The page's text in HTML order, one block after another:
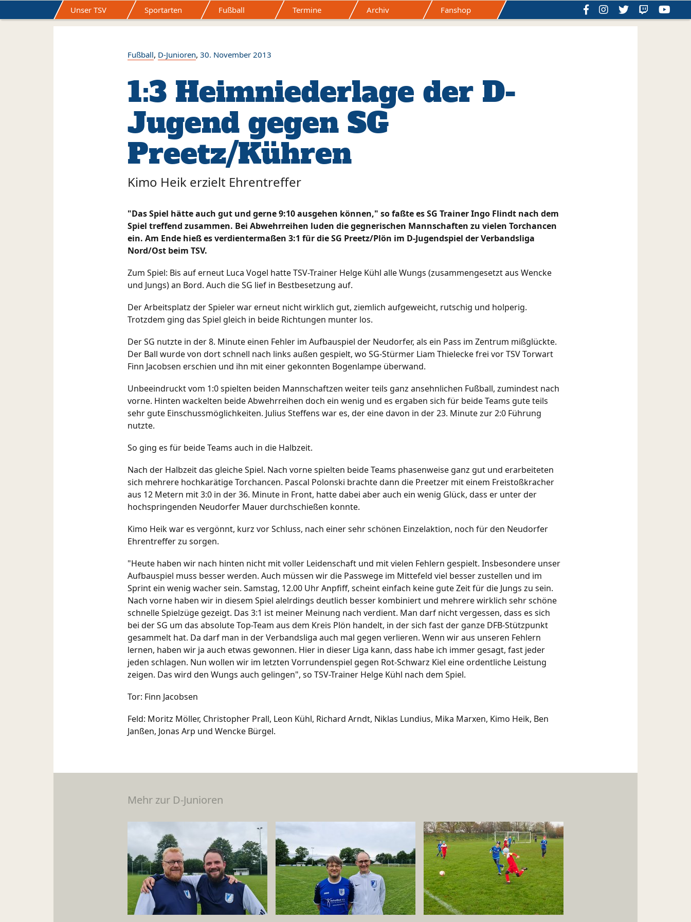
Unser TSV Sportarten Fußball Termine Archiv Fanshop
Fußball, D-Junioren, 30. November 2013
1:3 Heimniederlage der D-
Jugend gegen SG
Preetz/Kühren
Kimo Heik erzielt Ehrentreffer
"Das Spiel hätte auch gut und gerne 9:10 ausgehen können," so faßte es SG Trainer Ingo Flindt nach dem
Spiel treffend zusammen. Bei Abwehrreihen luden die gegnerischen Mannschaften zu vielen Torchancen
ein. Am Ende hieß es verdientermaßen 3:1 für die SG Preetz/Plön im D-Jugendspiel der Verbandsliga
Nord/Ost beim TSV.
Zum Spiel: Bis auf erneut Luca Vogel hatte TSV-Trainer Helge Kühl alle Wungs (zusammengesetzt aus Wencke
und Jungs) an Bord. Auch die SG lief in Bestbesetzung auf.
Der Arbeitsplatz der Spieler war erneut nicht wirklich gut, ziemlich aufgeweicht, rutschig und holperig.
Trotzdem ging das Spiel gleich in beide Richtungen munter los.
Der SG nutzte in der 8. Minute einen Fehler im Aufbauspiel der Neudorfer, als ein Pass im Zentrum mißglückte.
Der Ball wurde von dort schnell nach links außen gespielt, wo SG-Stürmer Liam Thielecke frei vor TSV Torwart
Finn Jacobsen erschien und ihn mit einer gekonnten Bogenlampe überwand.
Unbeeindruckt vom 1:0 spielten beiden Mannschaftzen weiter teils ganz ansehnlichen Fußball, zumindest nach
vorne. Hinten wackelten beide Abwehrreihen doch ein wenig und es ergaben sich für beide Teams gute teils
sehr gute Einschussmöglichkeiten. Julius Steffens war es, der eine davon in der 23. Minute zur 2:0 Führung
nutzte.
So ging es für beide Teams auch in die Halbzeit.
Nach der Halbzeit das gleiche Spiel. Nach vorne spielten beide Teams phasenweise ganz gut und erarbeiteten
sich mehrere hochkarätige Torchancen. Pascal Polonski brachte dann die Preetzer mit einem Freistoßkracher
aus 12 Metern mit 3:0 in der 36. Minute in Front, hatte dabei aber auch ein wenig Glück, dass er unter der
hochspringenden Neudorfer Mauer durchschießen konnte.
Kimo Heik war es vergönnt, kurz vor Schluss, nach einer sehr schönen Einzelaktion, noch für den Neudorfer
Ehrentreffer zu sorgen.
"Heute haben wir nach hinten nicht mit voller Leidenschaft und mit vielen Fehlern gespielt. Insbesondere unser
Aufbauspiel muss besser werden. Auch müssen wir die Passwege im Mittefeld viel besser zustellen und im
Sprint ein wenig wacher sein. Samstag, 12.00 Uhr Anpfiff, scheint einfach keine gute Zeit für die Jungs zu sein.
Nach vorne haben wir in diesem Spiel alelrdings deutlich besser kombiniert und mehrere wirklich sehr schöne
schnelle Spielzüge gezeigt. Das 3:1 ist meiner Meinung nach verdient. Man darf nicht vergessen, dass es sich
bei der SG um das absolute Top-Team aus dem Kreis Plön handelt, in der sich fast der ganze DFB-Stützpunkt
gesammelt hat. Da darf man in der Verbandsliga auch mal gegen verlieren. Wenn wir aus unseren Fehlern
lernen, haben wir ja auch etwas gewonnen. Hier in dieser Liga kann, dass habe ich immer gesagt, fast jeder
jeden schlagen. Nun wollen wir im letzten Vorrundenspiel gegen Rot-Schwarz Kiel eine ordentliche Leistung
zeigen. Das wird den Wungs auch gelingen", so TSV-Trainer Helge Kühl nach dem Spiel.
Tor: Finn Jacobsen
Feld: Moritz Möller, Christopher Prall, Leon Kühl, Richard Arndt, Niklas Lundius, Mika Marxen, Kimo Heik, Ben
Janßen, Jonas Arp und Wencke Bürgel.
Mehr zur D-Junioren